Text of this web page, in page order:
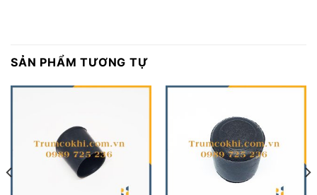
SẢN PHẨM TƯƠNG TỰ